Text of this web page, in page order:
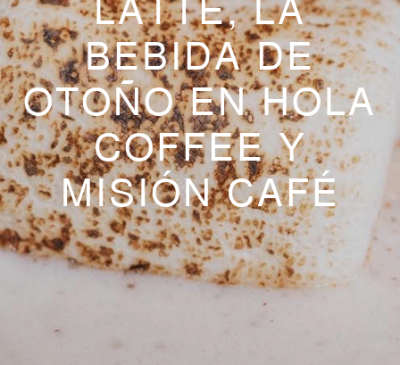
LATTE, LA
BEBIDA DE
OTOÑO EN HOLA
COFFEE Y
MISIÓN CAFÉ